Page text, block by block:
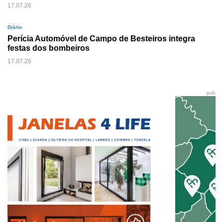
17.07.26
Diário
Perícia Automóvel de Campo de Besteiros integra
festas dos bombeiros
17.07.26
pub